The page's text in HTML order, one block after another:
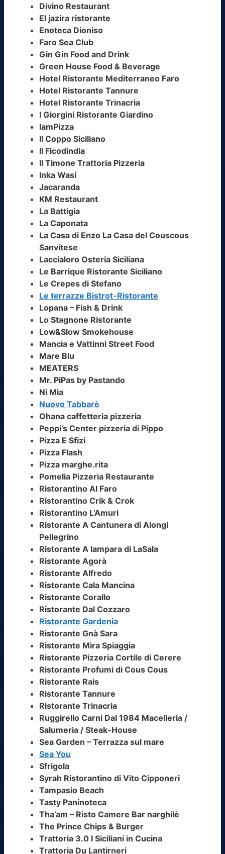
Divino Restaurant
El jazira ristorante
Enoteca Dioniso
Faro Sea Club
Gin Gin Food and Drink
Green House Food & Beverage
Hotel Ristorante Mediterraneo Faro
Hotel Ristorante Tannure
Hotel Ristorante Trinacria
I Giorgini Ristorante Giardino
IamPizza
Il Coppo Siciliano
Il Ficodindia
Il Timone Trattoria Pizzeria
Inka Wasi
Jacaranda
KM Restaurant
La Battigia
La Caponata
La Casa di Enzo La Casa del Couscous
Sanvitese
Laccialoro Osteria Siciliana
Le Barrique Ristorante Siciliano
Le Crepes di Stefano
Le terrazze Bistrot-Ristorante
Lopana – Fish & Drink
Lo Stagnone Ristorante
Low&Slow Smokehouse
Mancia e Vattinni Street Food
Mare Blu
MEATERS
Mr. PiPas by Pastando
Ni Mia
Nuovo Tabbarè
Ohana caffetteria pizzeria
Peppi’s Center pizzeria di Pippo
Pizza E Sfizi
Pizza Flash
Pizza marghe.rita
Pomelia Pizzeria Restaurante
Ristorantino Al Faro
Ristorantino Crik & Crok
Ristorantino L’Amuri
Ristorante A Cantunera di Alongi
Pellegrino
Ristorante A lampara di LaSala
Ristorante Agorà
Ristorante Alfredo
Ristorante Cala Mancina
Ristorante Corallo
Ristorante Dal Cozzaro
Ristorante Gardenia
Ristorante Gnà Sara
Ristorante Mira Spiaggia
Ristorante Pizzeria Cortile di Cerere
Ristorante Profumi di Cous Cous
Ristorante Rais
Ristorante Tannure
Ristorante Trinacria
Ruggirello Carni Dal 1984 Macelleria /
Salumeria / Steak-House
Sea Garden – Terrazza sul mare
Sea You
Sfrigola
Syrah Ristorantino di Vito Cipponeri
Tampasio Beach
Tasty Paninoteca
Tha’am – Risto Camere Bar narghilè
The Prince Chips & Burger
Trattoria 3.0 I Siciliani in Cucina
Trattoria Du Lantirneri